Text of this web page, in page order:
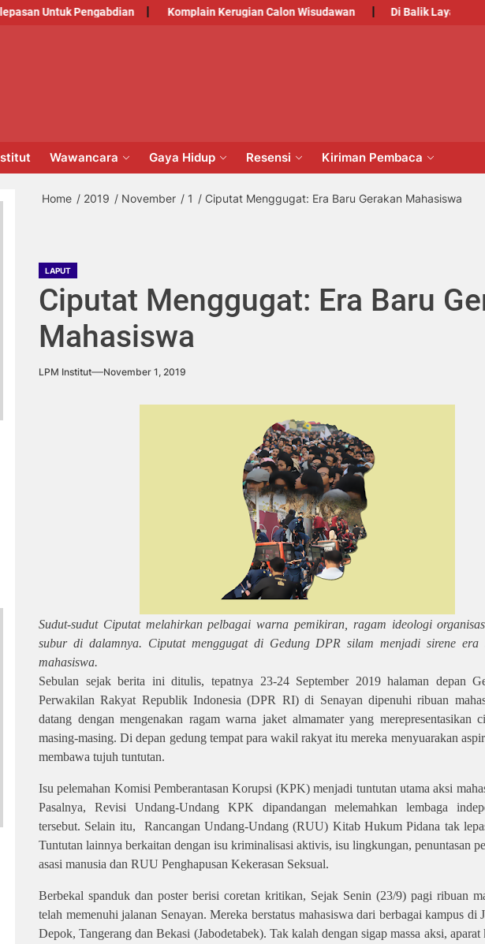
Untuk Pengabdian Komplain Kerugian Calon Wisudawan Di Balik Layar Program
Wawancara Gaya Hidup Resensi Kiriman Pembaca
Home 2019 November 1 Ciputat Menggugat: Era Baru Gerakan Mahasiswa
LAPUT
Ciputat Menggugat: Era Baru
Mahasiswa
LPM Institut November 1, 2019
Sudut-sudut Ciputat melahirkan pelbagai warna pemikiran, ragam ideologi
subur di dalamnya. Ciputat menggugat di Gedung DPR silam menjadi sirene era
mahasiswa.
Sebulan sejak berita ini ditulis, tepatnya 23-24 September 2019 halaman depan
Perwakilan Rakyat Republik Indonesia (DPR RI) di Senayan dipenuhi ribuan
datang dengan mengenakan ragam warna jaket almamater yang merepresentasikan
masing-masing. Di depan gedung tempat para wakil rakyat itu mereka menyuarakan
membawa tujuh tuntutan.
Isu pelemahan Komisi Pemberantasan Korupsi (KPK) menjadi tuntutan utama aksi
Pasalnya, Revisi Undang-Undang KPK dipandangan melemahkan lembaga
tersebut. Selain itu,
Rancangan Undang-Undang (RUU) Kitab Hukum Pidana tak
Tuntutan lainnya berkaitan dengan isu kriminalisasi aktivis, isu lingkungan, penuntasan
asasi manusia dan RUU Penghapusan Kekerasan Seksual.
Berbekal spanduk dan poster berisi coretan kritikan, Sejak Senin (23/9) pagi ribuan
telah memenuhi jalanan Senayan. Mereka berstatus mahasiswa dari berbagai kampus di
Depok, Tangerang dan Bekasi (Jabodetabek). Tak kalah dengan sigap massa aksi, aparat